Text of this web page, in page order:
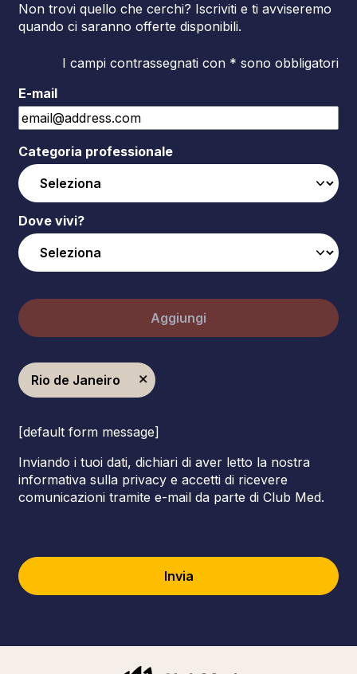
Non trovi quello che cerchi? Iscriviti e ti avviseremo
quando ci saranno offerte disponibili.
I campi contrassegnati con * sono obbligatori
E-mail
Categoria professionale
Dove vivi?
Aggiungi
Rio de Janeiro
[default form message]
Inviando i tuoi dati, dichiari di aver letto la nostra
informativa sulla privacy e accetti di ricevere
comunicazioni tramite e-mail da parte di Club Med.
Invia